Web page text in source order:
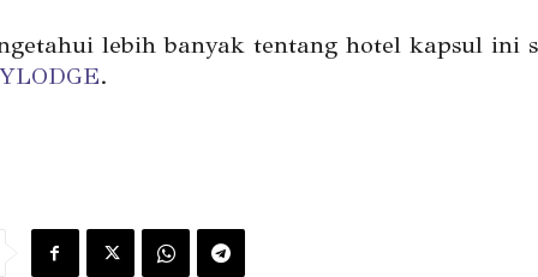
lebih banyak tentang hotel kapsul ini
.